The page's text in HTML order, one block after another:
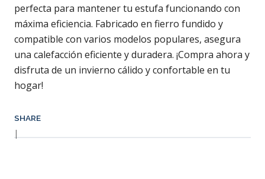
perfecta para mantener tu estufa funcionando con
máxima eficiencia. Fabricado en fierro fundido y
compatible con varios modelos populares, asegura
una calefacción eficiente y duradera. ¡Compra ahora y
disfruta de un invierno cálido y confortable en tu
hogar!
SHARE
|